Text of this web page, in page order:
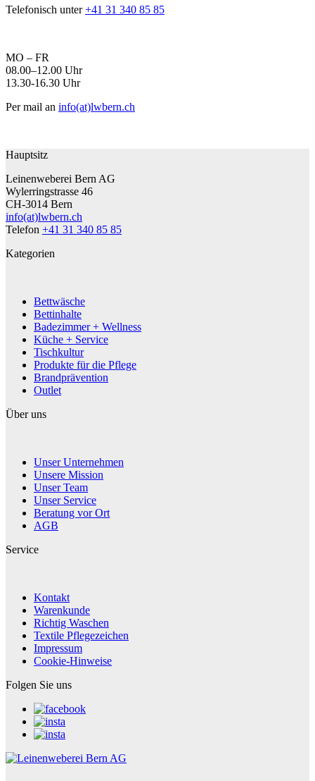
Telefonisch unter+41 31 340 85 85
MO – FR
08.00–12.00 Uhr
13.30-16.30 Uhr
Per mail an info(at)lwbern.ch
Hauptsitz
Leinenweberei Bern AG
Wylerringstrasse 46
CH-3014 Bern
info(at)lwbern.ch
Telefon +41 31 340 85 85
Kategorien
Bettwäsche
Bettinhalte
Badezimmer + Wellness
Küche + Service
Tischkultur
Produkte für die Pflege
Brandprävention
Outlet
Über uns
Unser Unternehmen
Unsere Mission
Unser Team
Unser Service
Beratung vor Ort
AGB
Service
Kontakt
Warenkunde
Richtig Waschen
Textile Pflegezeichen
Impressum
Cookie-Hinweise
Folgen Sie uns